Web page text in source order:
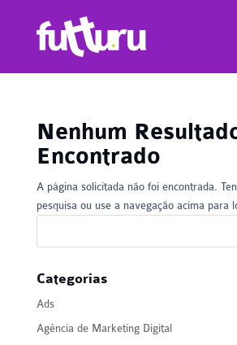
Nenhum
Encontrado
A página solicitada não foi encontrada.
pesquisa ou use a navegação acima para
Categorias
Ads
Agência de Marketing Digital